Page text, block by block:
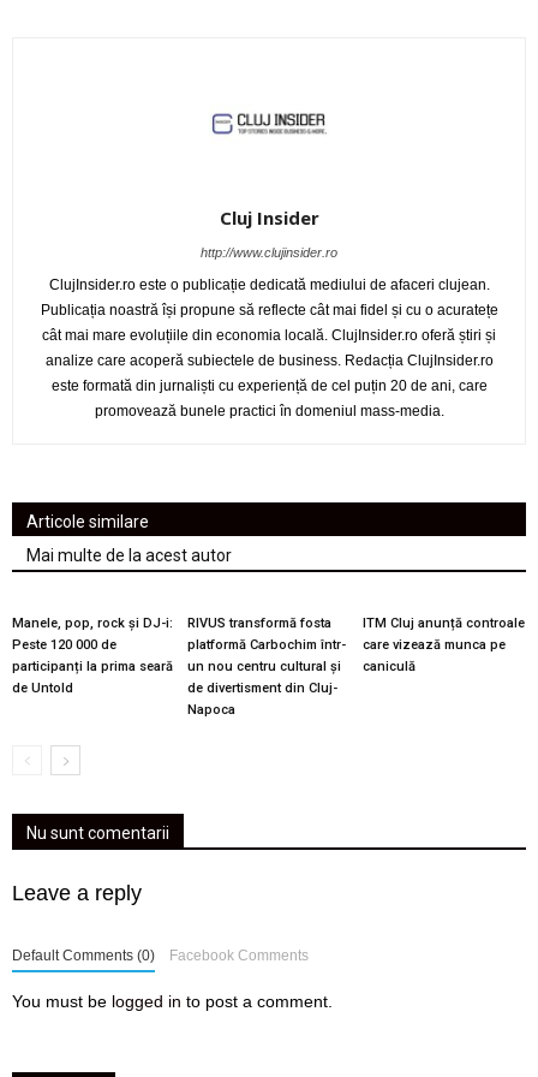
Cluj Insider
http://www.clujinsider.ro
ClujInsider.ro este o publicație dedicată mediului de afaceri clujean.
Publicația noastră își propune să reflecte cât mai fidel și cu o acuratețe
cât mai mare evoluțiile din economia locală. ClujInsider.ro oferă știri și
analize care acoperă subiectele de business. Redacția ClujInsider.ro
este formată din jurnaliști cu experiență de cel puțin 20 de ani, care
promovează bunele practici în domeniul mass-media.
Articole similare
Mai multe de la acest autor
Manele, pop, rock și DJ-i:
Peste 120 000 de
participanți la prima seară
de Untold
RIVUS transformă fosta
platformă Carbochim într-
un nou centru cultural și
de divertisment din Cluj-
Napoca
ITM Cluj anunță controale
care vizează munca pe
caniculă
Nu sunt comentarii
Leave a reply
Default Comments (0) Facebook Comments
You must be logged in to post a comment.